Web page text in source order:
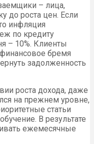
– лица,
до роста цен. Если
инфляция
по кредиту
– 10%. Клиенты
бремя
задолженность
роста дохода, даже
на прежнем уровне,
статьи
В результате
ежемесячные